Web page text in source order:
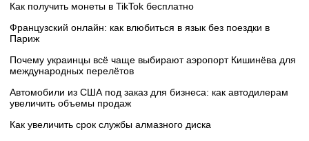
Как получить монеты в TikTok бесплатно
Французский онлайн: как влюбиться в язык без поездки в
Париж
Почему украинцы всё чаще выбирают аэропорт Кишинёва для
международных перелётов
Автомобили из США под заказ для бизнеса: как автодилерам
увеличить объемы продаж
Как увеличить срок службы алмазного диска